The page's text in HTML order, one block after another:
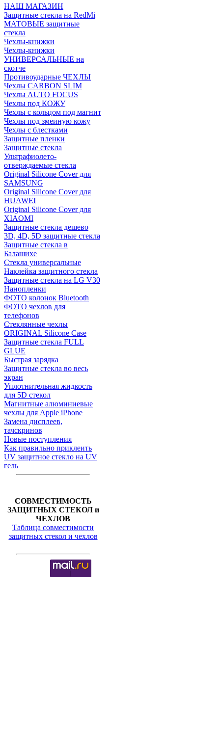
НАШ МАГАЗИН
Защитные стекла на RedMi
МАТОВЫЕ защитные
стекла
Чехлы-книжки
Чехлы-книжки
УНИВЕРСАЛЬНЫЕ на
скотче
Противоударные ЧЕХЛЫ
Чехлы CARBON SLIM
Чехлы AUTO FOCUS
Чехлы под КОЖУ
Чехлы с кольцом под магнит
Чехлы под змеиную кожу
Чехлы с блестками
Защитные пленки
Защитные стекла
Ультрафиолето-
отверждаемые стекла
Original Silicone Cover для
SAMSUNG
Original Silicone Cover для
HUAWEI
Original Silicone Cover для
XIAOMI
Защитные стекла дешево
3D, 4D, 5D защитные стекла
Защитные стекла в
Балашихе
Стекла универсальные
Наклейка защитного стекла
Защитные стекла на LG V30
Нанопленки
ФОТО колонок Bluetooth
ФOTO чехлов для
телефонов
Стеклянные чехлы
ORIGINAL Silicone Case
Защитные стекла FULL
GLUE
Быстрая зарядка
Защитные стекла во весь
экран
Уплотнительная жидкость
для 5D стекол
Магнитные алюминиевые
чехлы для Apple iPhone
Замена дисплеев,
тачскринов
Новые поступления
Как правильно приклеить
UV защитное стекло на UV
гель
СОВМЕСТИМОСТЬ
ЗАЩИТНЫХ СТЕКОЛ и
ЧЕХЛОВ
Таблица совместимости
защитных стекол и чехлов